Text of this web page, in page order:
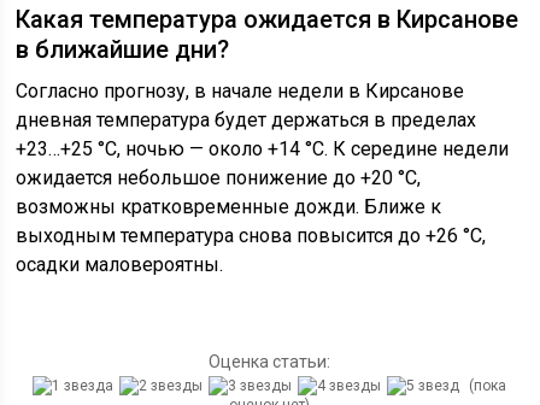
Какая температура ожидается в Кирсанове
в ближайшие дни?
Согласно прогнозу, в начале недели в Кирсанове
дневная температура будет держаться в пределах
+23…+25 °C, ночью — около +14 °C. К середине недели
ожидается небольшое понижение до +20 °C,
возможны кратковременные дожди. Ближе к
выходным температура снова повысится до +26 °C,
осадки маловероятны.
Оценка статьи:
(пока